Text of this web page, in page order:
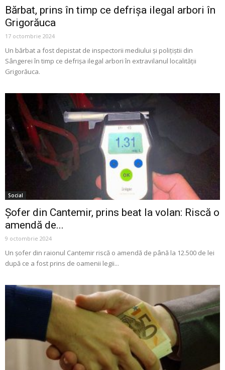
Bărbat, prins în timp ce defrișa ilegal arbori în
Grigorăuca
17 octombrie 2024
Un bărbat a fost depistat de inspectorii mediului și polițiștii din
Sângerei în timp ce defrișa ilegal arbori în extravilanul localității
Grigorăuca.
Social
Șofer din Cantemir, prins beat la volan: Riscă o
amendă de...
9 octombrie 2024
Un șofer din raionul Cantemir riscă o amendă de până la 12.500 de lei
după ce a fost prins de oamenii legii...